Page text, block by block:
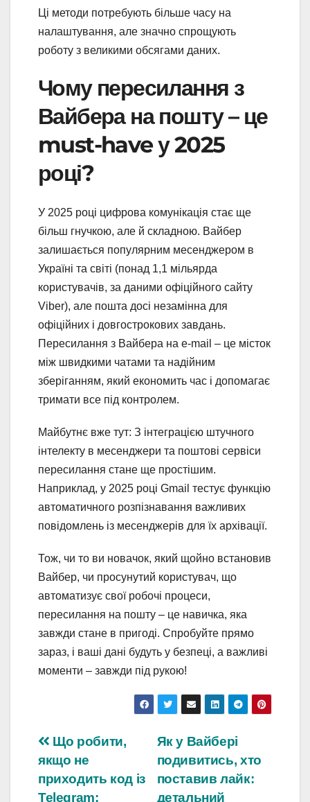
Ці методи потребують більше часу на
налаштування, але значно спрощують
роботу з великими обсягами даних.
Чому пересилання з
Вайбера на пошту – це
must-have у 2025
році?
У 2025 році цифрова комунікація стає ще
більш гнучкою, але й складною. Вайбер
залишається популярним месенджером в
Україні та світі (понад 1,1 мільярда
користувачів, за даними офіційного сайту
Viber), але пошта досі незамінна для
офіційних і довгострокових завдань.
Пересилання з Вайбера на e-mail – це місток
між швидкими чатами та надійним
зберіганням, який економить час і допомагає
тримати все під контролем.
Майбутнє вже тут: З інтеграцією штучного
інтелекту в месенджери та поштові сервіси
пересилання стане ще простішим.
Наприклад, у 2025 році Gmail тестує функцію
автоматичного розпізнавання важливих
повідомлень із месенджерів для їх архівації.
Тож, чи то ви новачок, який щойно встановив
Вайбер, чи просунутий користувач, що
автоматизує свої робочі процеси,
пересилання на пошту – це навичка, яка
завжди стане в пригоді. Спробуйте прямо
зараз, і ваші дані будуть у безпеці, а важливі
моменти – завжди під рукою!
Навігація
записів
Як у Вайбері
подивитись, хто
поставив лайк:
детальний
Що робити,
якщо не
приходить код із
Telegram: